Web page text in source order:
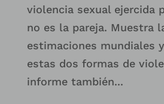
violencia sexual ejercida
no es la pareja. Muestra
estimaciones mundiales
estas dos formas de
informe también...